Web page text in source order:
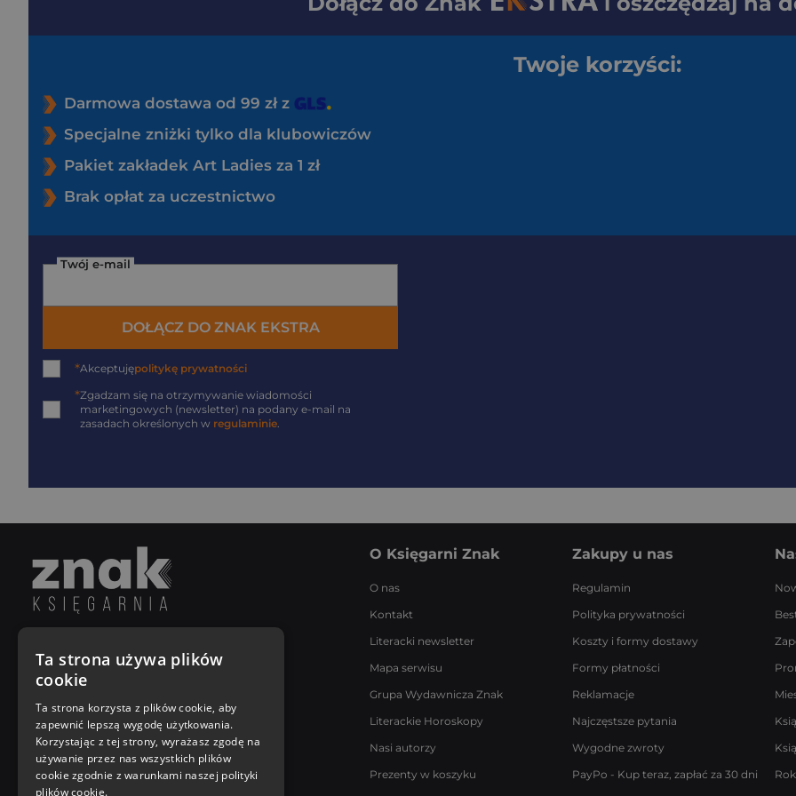
Twoje korzyści:
Darmowa dostawa od 99 zł z
Specjalne zniżki tylko dla klubowiczów
Pakiet zakładek Art Ladies za 1 zł
Brak opłat za uczestnictwo
Twój e-mail
DOŁĄCZ DO ZNAK EKSTRA
*Akceptujępolitykę prywatności
*Zgadzam się na otrzymywanie wiadomości
marketingowych (newsletter) na podany e-mail na
zasadach określonych w regulaminie.
Poniedziałek - Piątek
8:00 - 18:00
[email protected]
Bądź z nami na bieżąco
O Księgarni Znak
O nas
Kontakt
Literacki newsletter
Mapa serwisu
Grupa Wydawnicza Znak
Literackie Horoskopy
Nasi autorzy
Prezenty w koszyku
Zakupy u nas
Regulamin
Polityka prywatności
Koszty i formy dostawy
Formy płatności
Reklamacje
Najczęstsze pytania
Wygodne zwroty
PayPo - Kup teraz, zapłać za 30 dni
Ta strona używa plików
cookie
Ta strona korzysta z plików cookie, aby
zapewnić lepszą wygodę użytkowania.
Korzystając z tej strony, wyrażasz zgodę na
używanie przez nas wszystkich plików
cookie zgodnie z warunkami naszej polityki
plików cookie.